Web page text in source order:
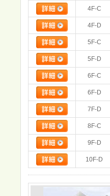
4F-C
4F-D
5F-C
5F-D
6F-C
6F-D
7F-D
8F-C
9F-D
10F-D